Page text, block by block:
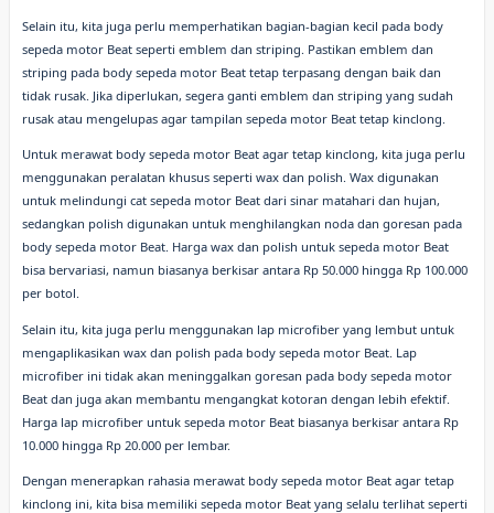
Selain itu, kita juga perlu memperhatikan bagian-bagian kecil pada body
sepeda motor Beat seperti emblem dan striping. Pastikan emblem dan
striping pada body sepeda motor Beat tetap terpasang dengan baik dan
tidak rusak. Jika diperlukan, segera ganti emblem dan striping yang sudah
rusak atau mengelupas agar tampilan sepeda motor Beat tetap kinclong.
Untuk merawat body sepeda motor Beat agar tetap kinclong, kita juga perlu
menggunakan peralatan khusus seperti wax dan polish. Wax digunakan
untuk melindungi cat sepeda motor Beat dari sinar matahari dan hujan,
sedangkan polish digunakan untuk menghilangkan noda dan goresan pada
body sepeda motor Beat. Harga wax dan polish untuk sepeda motor Beat
bisa bervariasi, namun biasanya berkisar antara Rp 50.000 hingga Rp 100.000
per botol.
Selain itu, kita juga perlu menggunakan lap microfiber yang lembut untuk
mengaplikasikan wax dan polish pada body sepeda motor Beat. Lap
microfiber ini tidak akan meninggalkan goresan pada body sepeda motor
Beat dan juga akan membantu mengangkat kotoran dengan lebih efektif.
Harga lap microfiber untuk sepeda motor Beat biasanya berkisar antara Rp
10.000 hingga Rp 20.000 per lembar.
Dengan menerapkan rahasia merawat body sepeda motor Beat agar tetap
kinclong ini, kita bisa memiliki sepeda motor Beat yang selalu terlihat seperti